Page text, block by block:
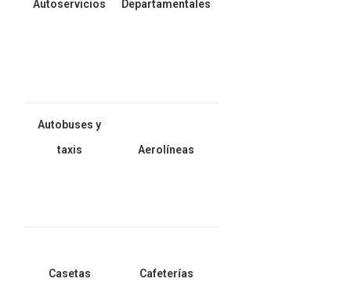
Autoservicios
Departamentales
Autobuses y
taxis
Aerolíneas
Casetas Cafeterías